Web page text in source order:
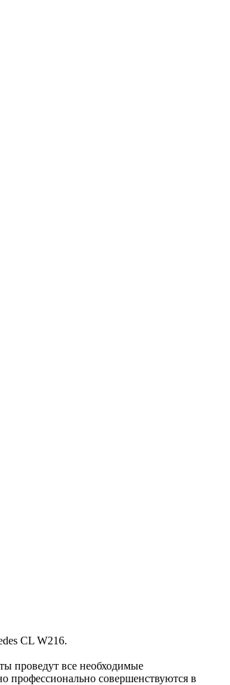
проведут все необходимые
профессионально совершенствуются в